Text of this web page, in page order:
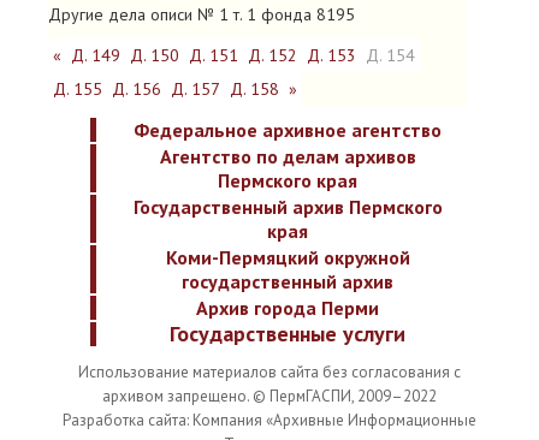
Другие дела описи № 1 т. 1 фонда 8195
« Д. 149 Д. 150 Д. 151 Д. 152 Д. 153
Д. 154
Д. 155 Д. 156 Д. 157 Д. 158 »
Федеральное архивное агентство
Агентство по делам архивов
Пермского края
Государственный архив Пермского
края
Коми-Пермяцкий окружной
государственный архив
Архив города Перми
Государственные услуги
Использование материалов сайта без согласования с
архивом запрещено. © ПермГАСПИ, 2009–2022
Разработка сайта: Компания «Архивные Информационные